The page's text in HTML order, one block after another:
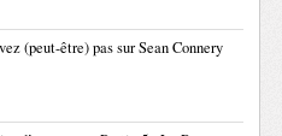
(peut-être) pas sur Sean Connery